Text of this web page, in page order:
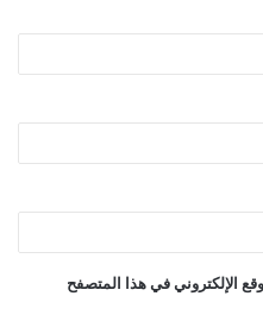
الإلكتروني في هذا المتصفح